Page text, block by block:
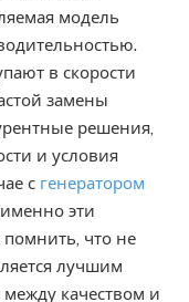
модель
в скорости
замены
решения,
и условия
с генератором
эти
что не
лучшим
качеством и